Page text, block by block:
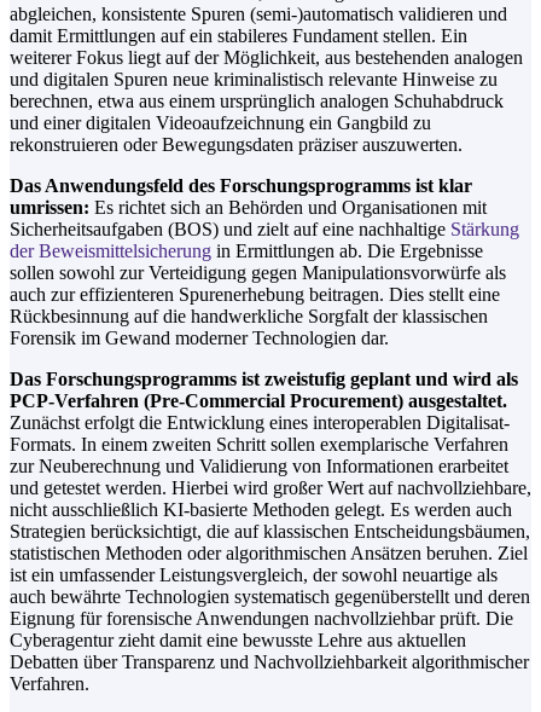
abgleichen, konsistente Spuren (semi-)automatisch validieren und
damit Ermittlungen auf ein stabileres Fundament stellen. Ein
weiterer Fokus liegt auf der Möglichkeit, aus bestehenden analogen
und digitalen Spuren neue kriminalistisch relevante Hinweise zu
berechnen, etwa aus einem ursprünglich analogen Schuhabdruck
und einer digitalen Videoaufzeichnung ein Gangbild zu
rekonstruieren oder Bewegungsdaten präziser auszuwerten.
Das Anwendungsfeld des Forschungsprogramms ist klar
umrissen: Es richtet sich an Behörden und Organisationen mit
Sicherheitsaufgaben (BOS) und zielt auf eine nachhaltige Stärkung
der Beweismittelsicherung in Ermittlungen ab. Die Ergebnisse
sollen sowohl zur Verteidigung gegen Manipulationsvorwürfe als
auch zur effizienteren Spurenerhebung beitragen. Dies stellt eine
Rückbesinnung auf die handwerkliche Sorgfalt der klassischen
Forensik im Gewand moderner Technologien dar.
Das Forschungsprogramms ist zweistufig geplant und wird als
PCP-Verfahren (Pre-Commercial Procurement) ausgestaltet.
Zunächst erfolgt die Entwicklung eines interoperablen Digitalisat-
Formats. In einem zweiten Schritt sollen exemplarische Verfahren
zur Neuberechnung und Validierung von Informationen erarbeitet
und getestet werden. Hierbei wird großer Wert auf nachvollziehbare,
nicht ausschließlich KI-basierte Methoden gelegt. Es werden auch
Strategien berücksichtigt, die auf klassischen Entscheidungsbäumen,
statistischen Methoden oder algorithmischen Ansätzen beruhen. Ziel
ist ein umfassender Leistungsvergleich, der sowohl neuartige als
auch bewährte Technologien systematisch gegenüberstellt und deren
Eignung für forensische Anwendungen nachvollziehbar prüft. Die
Cyberagentur zieht damit eine bewusste Lehre aus aktuellen
Debatten über Transparenz und Nachvollziehbarkeit algorithmischer
Verfahren.